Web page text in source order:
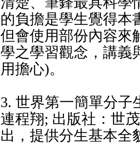
的負擔是學生覺得本
但會使用部份內容來
學之學習觀念，講義
用擔心)。
3. 世界第一簡單分子
連程翔; 出版社：世
出，提供分生基本全